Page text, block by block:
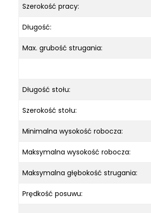
Szerokość pracy:
Długość:
Max. grubość strugania:
Długość stołu:
Szerokość stołu:
Minimalna wysokość robocza:
Maksymalna wysokość robocza:
Maksymalna głębokość strugania:
Prędkość posuwu: